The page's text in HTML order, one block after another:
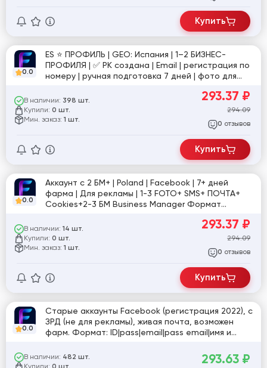
Купить
0.0
ES ⭐️ ПРОФИЛЬ | GEO: Испания | 1–2 БИЗНЕС-
ПРОФИЛЯ | ✅ РК создана | Email | регистрация по
номеру | ручная подготовка 7 дней | фото для
В наличии: 398 шт.
Купили: 0 шт.
Мин. заказ: 1 шт.
293.37 ₽
294.09
0 отзывов
Купить
0.0
Аккаунт с 2 БМ+ | Poland | Facebook | 7+ дней
фарма | Для рекламы | 1-3 FOTO+ SMS+ ПОЧТА+
Cookies+2-3 БМ Business Manager Формат
В наличии: 14 шт.
Купили: 0 шт.
Мин. заказ: 1 шт.
293.37 ₽
294.09
0 отзывов
Купить
0.0
Старые аккаунты Facebook (регистрация 2022), с
ЗРД (не для рекламы), живая почта, возможен
фарм. Формат: ID|pass|email|pass email|имя и
рождения|EAAB|cookie [821594]
В наличии: 482 шт. 293.63 ₽